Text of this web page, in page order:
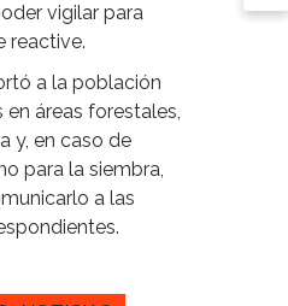
vigilar para
reactive.
a la población
áreas forestales,
y, en caso de
para la siembra,
a las